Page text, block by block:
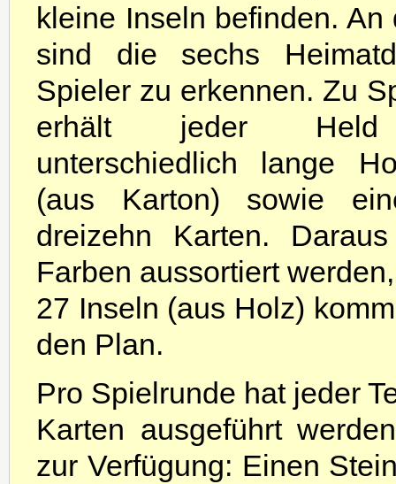
kleine Inseln befinden. An
sind die sechs
Spieler zu erkennen. Zu
erhält jeder
unterschiedlich lange
(aus Karton) sowie
dreizehn Karten.
Farben aussortiert
27 Inseln (aus Holz)
den Plan.
Pro Spielrunde hat jeder
Karten ausgeführt
zur Verfügung: Einen